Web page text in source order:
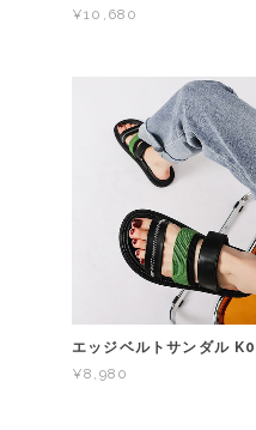
¥10,680
エッジベルトサンダル
¥8,980